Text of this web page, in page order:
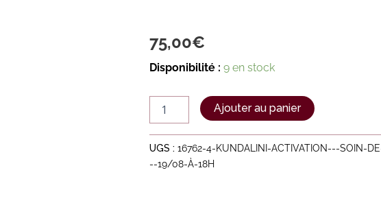
75,00€
Disponibilité : 9 en stock
Ajouter au panier
UGS :16762-4-KUNDALINI-ACTIVATION---SOIN-
--19/08-À-18H